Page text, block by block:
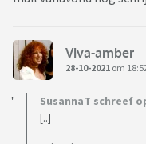
Viva-amber
28-10-2021 om
SusannaT schreef
[..]